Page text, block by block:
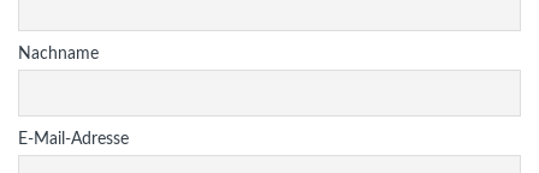
Nachname
E-Mail-Adresse